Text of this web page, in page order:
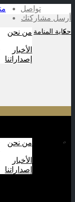
تواصل
أرسل مشاركتك
حكاية المنامة من نحن
الأخبار
إصداراتنا
حكاية المنامة من نحن
الأخبار
إصداراتنا